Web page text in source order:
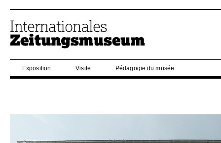
Exposition Visite Pédagogie du musée